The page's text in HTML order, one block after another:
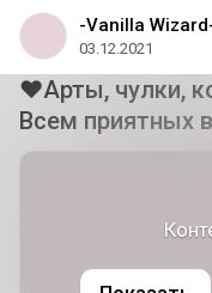
-Vanilla
03.12.2021
❤Арты, чулки,
Всем приятных